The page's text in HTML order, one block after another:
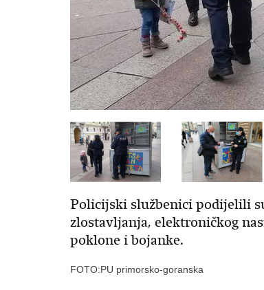
Policijski službenici podijelili
zlostavljanja, elektroničkog
poklone i bojanke.
FOTO:PU primorsko-goranska